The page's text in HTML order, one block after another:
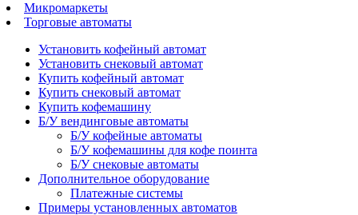
Микромаркеты
Торговые автоматы
Установить кофейный автомат
Установить снековый автомат
Купить кофейный автомат
Купить снековый автомат
Купить кофемашину
Б/У вендинговые автоматы
Б/У кофейные автоматы
Б/У кофемашины для кофе поинта
Б/У снековые автоматы
Дополнительное оборудование
Платежные системы
Примеры установленных автоматов